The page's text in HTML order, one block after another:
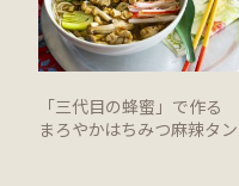
「三代目の蜂蜜」で作る
まろやかはちみつ麻辣タン